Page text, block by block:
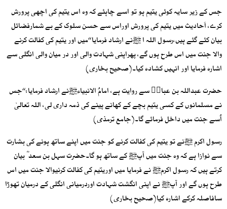
جس کے زیر سایہ کوئی یتیم ہو تو اسے چاہئے کہ وہ اس یتیم کی اچھی پرورش
کرے، اَحادیث میں یتیم کی پرورش اوراس سے حسن سلوک کے بے شمارفضائل
بیان کئے گئے ہیں،رسول اللہ ا ﷺنے ارشاد فرمایا ‘‘میں اور یتیم کی کفالت کرنے
والا جنت میں اس طرح ہوں گے، پھراپنی شہادت والی اور در میان والی انگلی سے
اشارہ فرمایا اور انہیں کشادہ کیا۔(صحیح بخاری)
حضرت عبداللہ بن عباسؓ سے روایت ہے، امامُ الانبیاءﷺنے ارشاد فرمایا: ‘‘جس
نے مسلمانوں کے کسی یتیم بچے کے کھانے پینے کی ذمہ داری لی، اللہ تعالیٰ
اُسے جنت میں داخل فرمائے گا۔(جامع ترمذی)
رسول اکرم ﷺنے تو یتیم کی کفالت کرنے کو جنت میں اپنے ساتھ ہونے کی بشارت
سے نوازا ہے کہ وہ جنت میں آپﷺ کے ساتھ ہو گا۔حضرت سہل بن سعد ؓ بیان
کرتے ہیں کہ رسول اکرمﷺ نے فرمایا میں اوریتیم کی کفالت کرنیوالا جنت میں اس
طرح ہوں گے اور آپﷺ نے اپنی انگشت شہادت اوردرمیانی انگلی کے درمیان تھوڑا
سافاصلہ کرکے اشارہ کیا(صحیح بخاری)